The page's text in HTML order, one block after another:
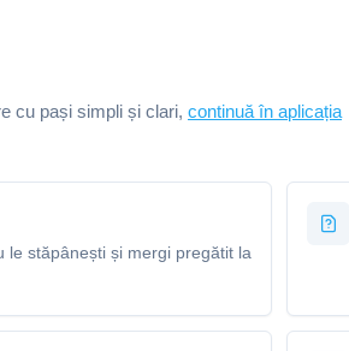
cu pași simpli și clari, continuă în aplicația
stăpânești și mergi pregătit la